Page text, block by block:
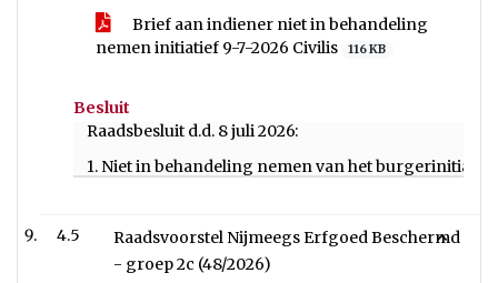
Brief aan indiener niet in behandeling
nemen initiatief 9-7-2026 Civilis
116 KB
Besluit
Raadsbesluit d.d. 8 juli 2026:
1. Niet in behandeling nemen van het
4.5
Raadsvoorstel Nijmeegs Erfgoed Beschermd
- groep 2c (48/2026)